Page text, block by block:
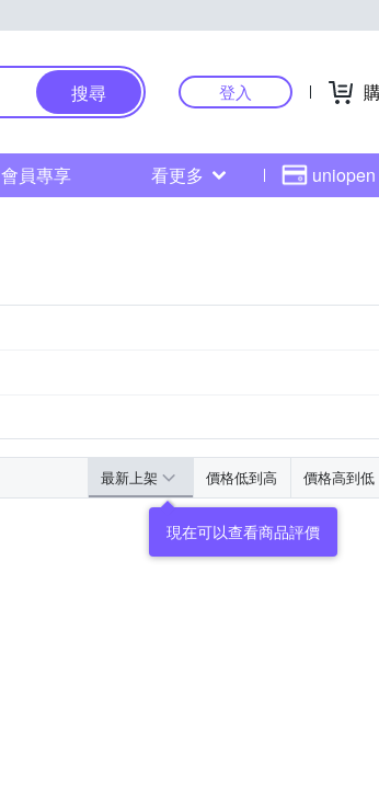
搜尋 登入
會員專享 看更多
最新上架 價格低到高 價格高到低
現在可以查看商品評價